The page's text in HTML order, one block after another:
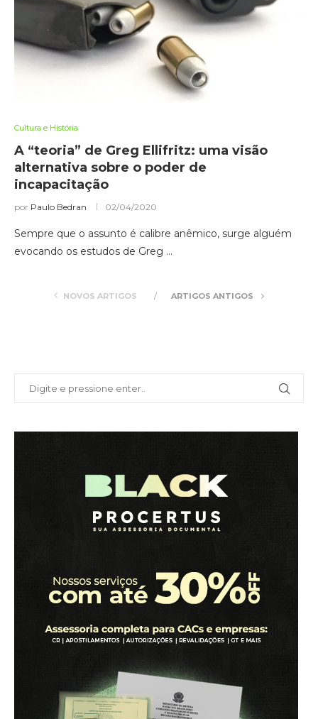
Cultura e História
A “teoria” de Greg Ellifritz: uma visão
alternativa sobre o poder de
incapacitação
por Paulo Bedran 02/04/2020
Sempre que o assunto é calibre anêmico, surge alguém
evocando os estudos de Greg …
NOVOS ARTIGOS ARTIGOS ANTIGOS